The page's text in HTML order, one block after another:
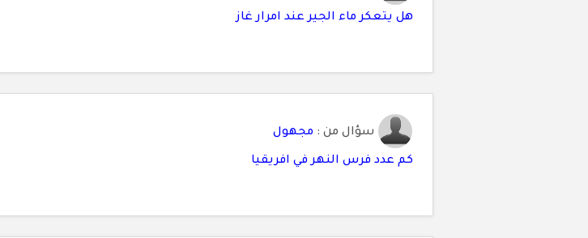
هل يتعكر ماء الجير عند امرار غاز
سؤال من : مجهول
كم عدد فرس النهر في افريقيا